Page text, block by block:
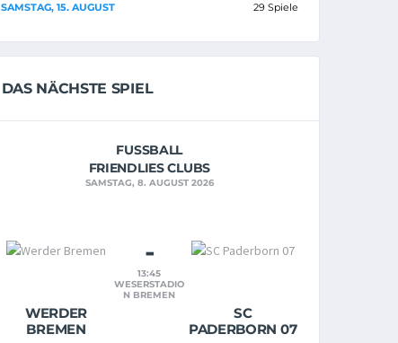
SAMSTAG, 15. AUGUST 29 Spiele
DAS NÄCHSTE SPIEL
FUSSBALL
FRIENDLIES CLUBS
SAMSTAG, 8. AUGUST 2026
WERDER
BREMEN
-
13:45
WESERSTADIO
N BREMEN
SC
PADERBORN 07